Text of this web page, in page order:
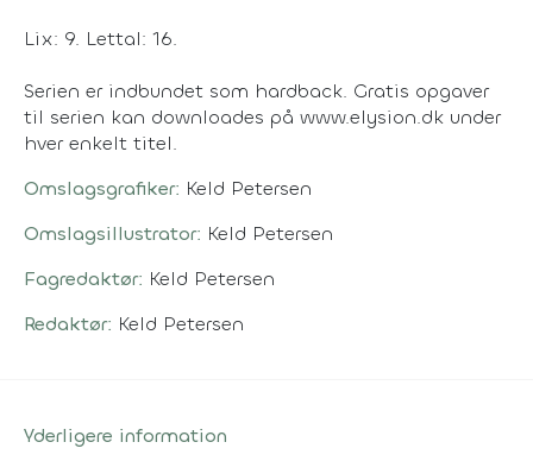
Lix: 9. Lettal: 16.
Serien er indbundet som hardback. Gratis opgaver
til serien kan downloades på www.elysion.dk under
hver enkelt titel.
Omslagsgrafiker: Keld Petersen
Omslagsillustrator: Keld Petersen
Fagredaktør: Keld Petersen
Redaktør: Keld Petersen
Yderligere information